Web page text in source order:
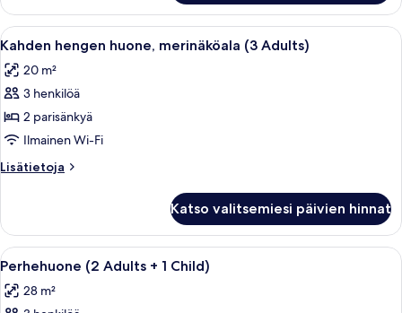
Child)
kuvat
huone,
merinäköala
(2
+
Avaa
kaikki
huonetyypin
Kahden
hengen
huone,
merinäköala
(3
kuvat
Ylelliset vuodevaatteet, minibaari,
6
Kahden hengen huone, merinäköala (3 Adults)
20 m²
3 henkilöä
2 parisänkyä
Ilmainen Wi-Fi
Lisätietoja
Lisätietoja
huone,
merinäköala
(3
Katso valitsemiesi päivien hinnat
Avaa
kaikki
huonetyypin
Moderni hotellihuone, jossa on
5
Perhehuone (2 Adults + 1 Child)
28 m²